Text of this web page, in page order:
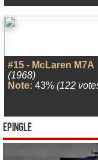
#15 - McLaren M7A
(1968)
Note: 43% (122
Epingle